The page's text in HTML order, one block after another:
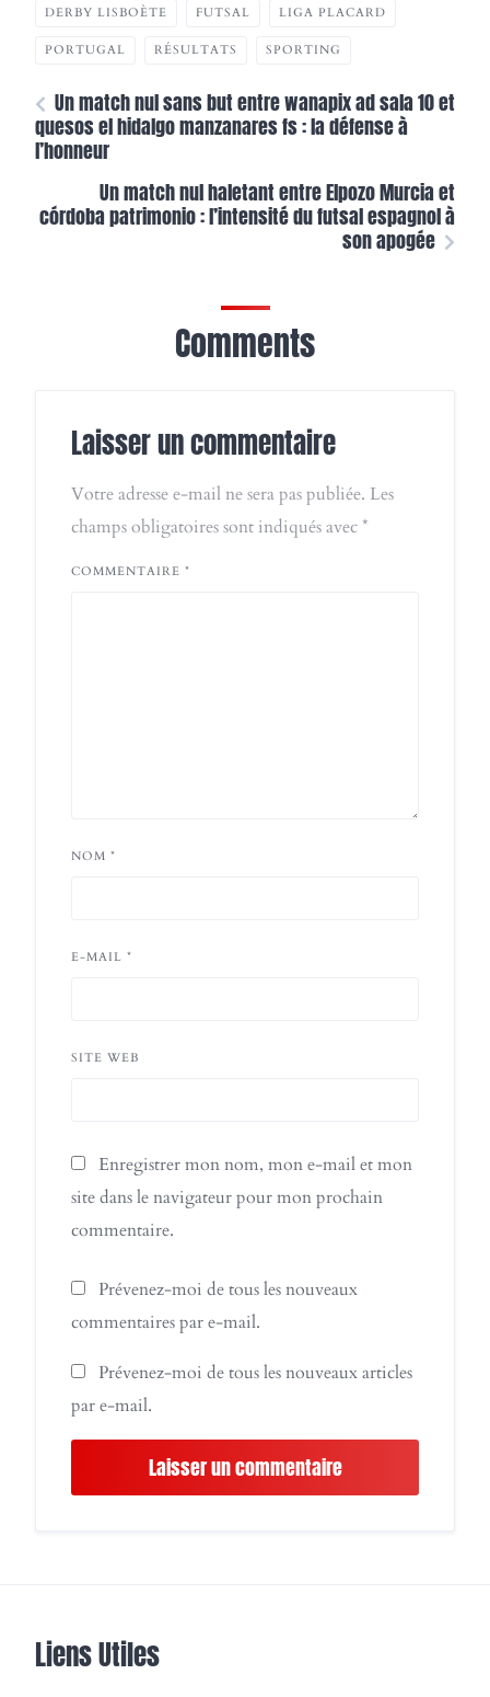
DERBY LISBOÈTE FUTSAL LIGA PLACARD
PORTUGAL RÉSULTATS SPORTING
Un match nul sans but entre wanapix ad sala 10 et
quesos el hidalgo manzanares fs : la défense à
l’honneur
Un match nul haletant entre Elpozo Murcia et
córdoba patrimonio : l’intensité du futsal espagnol à
son apogée
Comments
Laisser un commentaire
Votre adresse e-mail ne sera pas publiée. Les
champs obligatoires sont indiqués avec*
COMMENTAIRE *
NOM *
E-MAIL *
SITE WEB
Enregistrer mon nom, mon e-mail et mon
site dans le navigateur pour mon prochain
commentaire.
Prévenez-moi de tous les nouveaux
commentaires par e-mail.
Prévenez-moi de tous les nouveaux articles
par e-mail.
Liens Utiles